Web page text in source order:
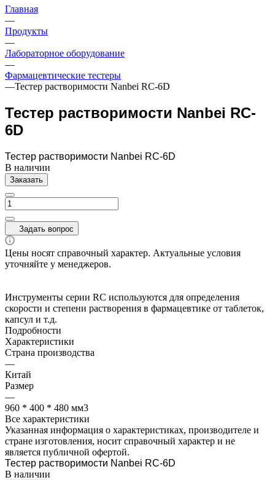
Главная
—
Продукты
—
Лабораторное оборудование
—
Фармацевтические тестеры
—Тестер растворимости Nanbei RC-6D
Тестер растворимости Nanbei RC-
6D
Тестер растворимости Nanbei RC-6D
В наличии
Заказать
Задать вопрос
Цены носят справочный характер. Актуальные условия
уточняйте у менеджеров.
Инструменты серии RC используются для определения
скорости и степени растворения в фармацевтике от таблеток,
капсул и т.д.
Подробности
Характеристики
Страна производства
—
Китай
Размер
—
960 * 400 * 480 мм3
Все характеристики
Указанная информация о характеристиках, производителе и
стране изготовления, носит справочный характер и не
является публичной офертой.
Тестер растворимости Nanbei RC-6D
В наличии